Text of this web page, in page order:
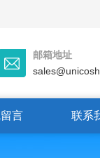
邮箱地址
言 联系